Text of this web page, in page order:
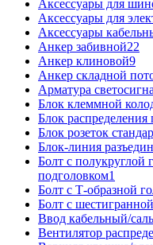
Аксессуары для
Аксессуары для
Аксессуары
Анкер забивной22
Анкер клиновой9
Анкер складной
Арматура
Блок клеммной
Блок
Блок розеток
Блок-линия
Болт с полукруглой
подголовком1
Болт с Т-образной
Болт с
Ввод кабельный/
Вентилятор